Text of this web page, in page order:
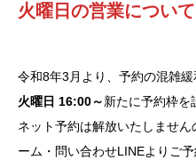
火曜日の営業について
令和8年3月より、予約の混雑
火曜日 16:00～新たに予約枠を
ネット予約は解放いたしませ
ーム・問い合わせLINEよりご予